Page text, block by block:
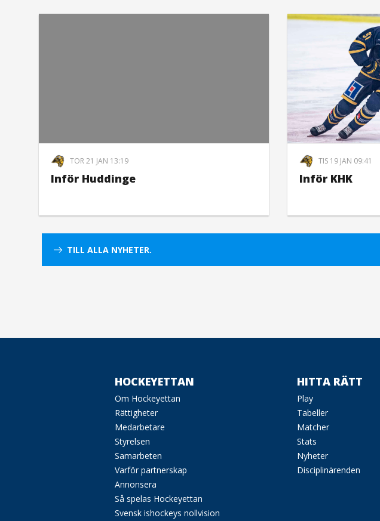
TOR 21 JAN 13:19
Inför Huddinge
TIS 19 JAN 09:41
Inför KHK
TILL ALLA NYHETER.
HOCKEYETTAN
Om Hockeyettan
Rättigheter
Medarbetare
Styrelsen
Samarbeten
Varför partnerskap
Annonsera
Så spelas Hockeyettan
Svensk ishockeys nollvision
HITTA RÄTT
Play
Tabeller
Matcher
Stats
Nyheter
Disciplinärenden